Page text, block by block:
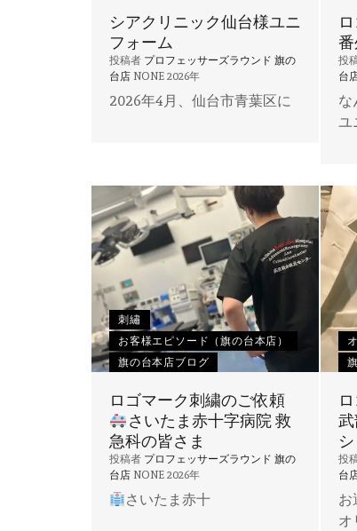
シアクリニック仙台様ユニ
フォーム
投稿者 プロフェッサーズラウンド 旗の
台店 NONE 2026年
2026年4月、仙台市青葉区に
投
台
な
ユ
刺繡
お客様エピソード（旗の台本店）
旗の台本店ブログ
ロゴマーク刺繍のご依頼
さいたま赤十字病院 救
急科の皆さま
投稿者 プロフェッサーズラウンド 旗の
台店 NONE 2026年
さいたま赤十
投
台
お
オ